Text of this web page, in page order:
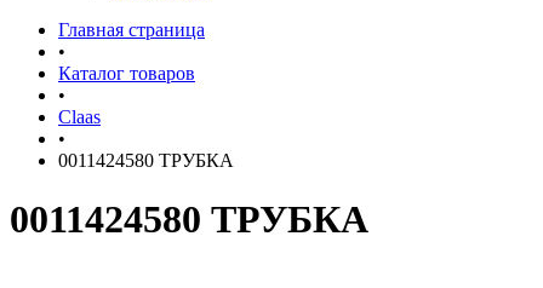
Главная страница
•
Каталог товаров
•
Claas
•
0011424580 ТРУБКА
0011424580 ТРУБКА